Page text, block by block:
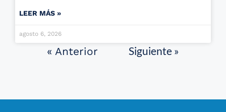
LEER MÁS »
agosto 6, 2026
« Anterior Siguiente »